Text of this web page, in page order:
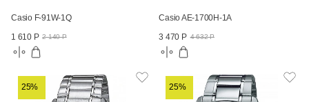
Casio F-91W-1Q
1 610 Р 2 140 Р
Casio AE-1700H-1A
3 470 Р 4 632 Р
25% 25%